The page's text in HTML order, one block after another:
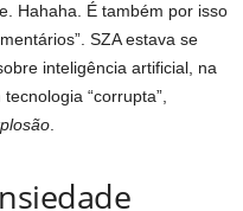
Hahaha. É também por isso
SZA estava se
inteligência artificial, na
“corrupta”,
.